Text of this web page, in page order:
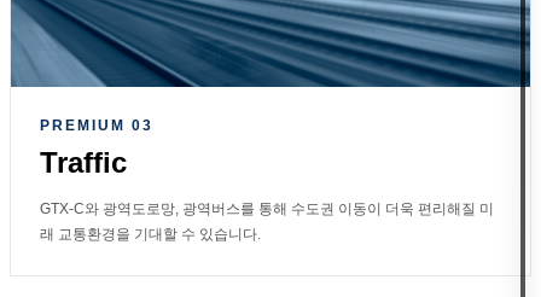
PREMIUM 03
Traffic
GTX-C와 광역도로망, 광역버스를 통해 수도권 이동이 더욱 편리해질 미
래 교통환경을 기대할 수 있습니다.